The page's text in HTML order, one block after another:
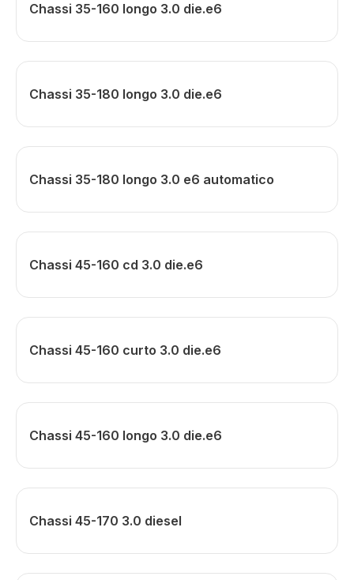
Chassi 35-160 longo 3.0 die.e6
Chassi 35-180 longo 3.0 die.e6
Chassi 35-180 longo 3.0 e6 automatico
Chassi 45-160 cd 3.0 die.e6
Chassi 45-160 curto 3.0 die.e6
Chassi 45-160 longo 3.0 die.e6
Chassi 45-170 3.0 diesel